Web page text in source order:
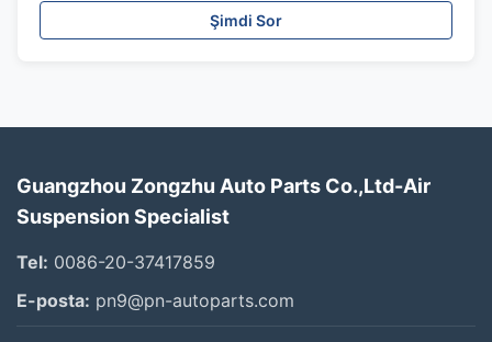
Şimdi Sor
Guangzhou Zongzhu Auto Parts Co.,Ltd-Air
Suspension Specialist
Tel: 0086-20-37417859
E-posta: pn9@pn-autoparts.com